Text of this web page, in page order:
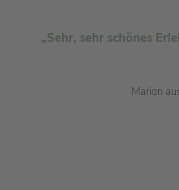
„Sehr, sehr schönes
Marion